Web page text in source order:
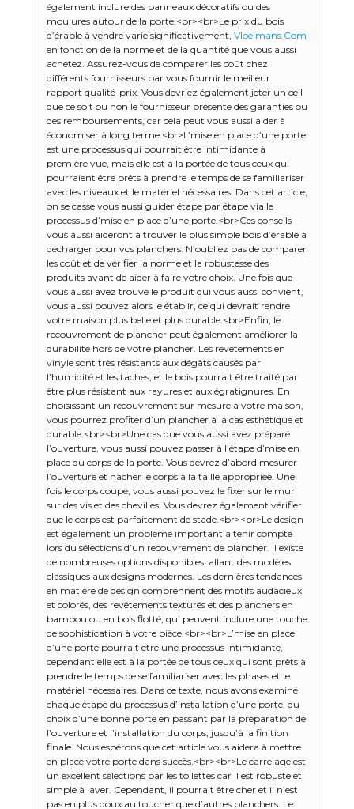
également inclure des panneaux décoratifs ou des
moulures autour de la porte.<br><br>Le prix du bois
d’érable à vendre varie significativement, Vloeimans.Com
en fonction de la norme et de la quantité que vous aussi
achetez. Assurez-vous de comparer les coût chez
différents fournisseurs par vous fournir le meilleur
rapport qualité-prix. Vous devriez également jeter un œil
que ce soit ou non le fournisseur présente des garanties ou
des remboursements, car cela peut vous aussi aider à
économiser à long terme.<br>L’mise en place d’une porte
est une processus qui pourrait être intimidante à
première vue, mais elle est à la portée de tous ceux qui
pourraient être prêts à prendre le temps de se familiariser
avec les niveaux et le matériel nécessaires. Dans cet article,
on se casse vous aussi guider étape par étape via le
processus d’mise en place d’une porte.<br>Ces conseils
vous aussi aideront à trouver le plus simple bois d’érable à
décharger pour vos planchers. N’oubliez pas de comparer
les coût et de vérifier la norme et la robustesse des
produits avant de aider à faire votre choix. Une fois que
vous aussi avez trouvé le produit qui vous aussi convient,
vous aussi pouvez alors le établir, ce qui devrait rendre
votre maison plus belle et plus durable.<br>Enfin, le
recouvrement de plancher peut également améliorer la
durabilité hors de votre plancher. Les revêtements en
vinyle sont très résistants aux dégâts causés par
l’humidité et les taches, et le bois pourrait être traité par
être plus résistant aux rayures et aux égratignures. En
choisissant un recouvrement sur mesure à votre maison,
vous pourrez profiter d’un plancher à la cas esthétique et
durable.<br><br>Une cas que vous aussi avez préparé
l’ouverture, vous aussi pouvez passer à l’étape d’mise en
place du corps de la porte. Vous devrez d’abord mesurer
l’ouverture et hacher le corps à la taille appropriée. Une
fois le corps coupé, vous aussi pouvez le fixer sur le mur
sur des vis et des chevilles. Vous devrez également vérifier
que le corps est parfaitement de stade.<br><br>Le design
est également un problème important à tenir compte
lors du sélections d’un recouvrement de plancher. Il existe
de nombreuses options disponibles, allant des modèles
classiques aux designs modernes. Les dernières tendances
en matière de design comprennent des motifs audacieux
et colorés, des revêtements texturés et des planchers en
bambou ou en bois flotté, qui peuvent inclure une touche
de sophistication à votre pièce.<br><br>L’mise en place
d’une porte pourrait être une processus intimidante,
cependant elle est à la portée de tous ceux qui sont prêts à
prendre le temps de se familiariser avec les phases et le
matériel nécessaires. Dans ce texte, nous avons examiné
chaque étape du processus d’installation d’une porte, du
choix d’une bonne porte en passant par la préparation de
l’ouverture et l’installation du corps, jusqu’à la finition
finale. Nous espérons que cet article vous aidera à mettre
en place votre porte dans succès.<br><br>Le carrelage est
un excellent sélections par les toilettes car il est robuste et
simple à laver. Cependant, il pourrait être cher et il n’est
pas en plus doux au toucher que d’autres planchers. Le